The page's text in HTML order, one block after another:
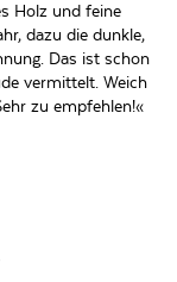
Holz und feine
dazu die dunkle,
Das ist schon
vermittelt. Weich
zu empfehlen!«